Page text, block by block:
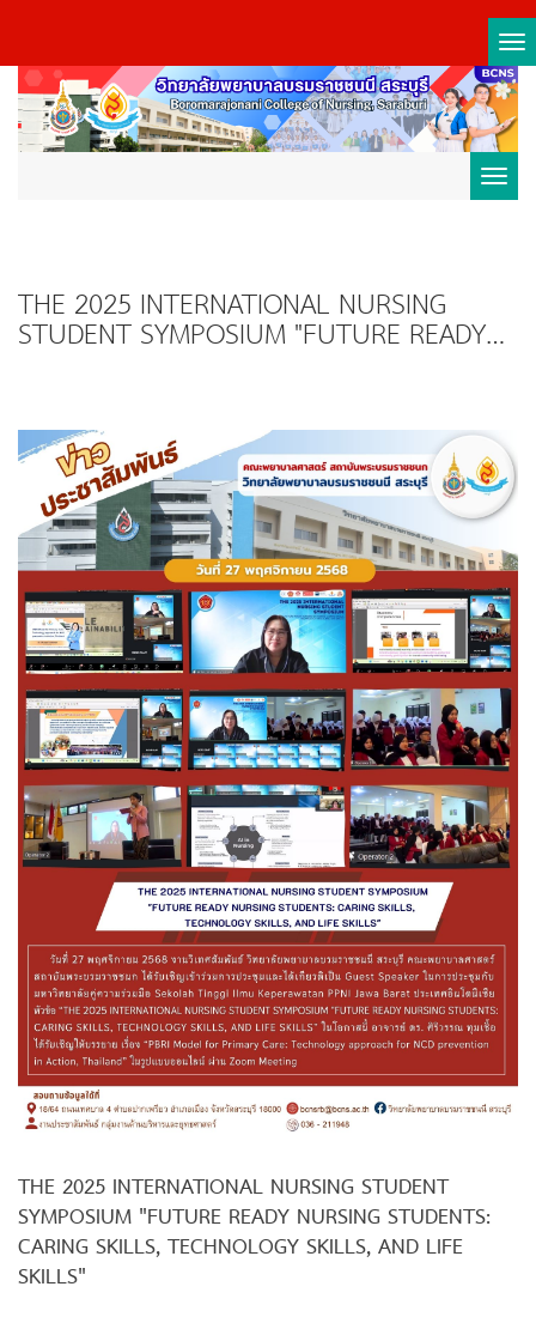
THE 2025 INTERNATIONAL NURSING
STUDENT SYMPOSIUM "FUTURE READY
THE 2025 INTERNATIONAL NURSING STUDENT
SYMPOSIUM "FUTURE READY NURSING STUDENTS:
CARING SKILLS, TECHNOLOGY SKILLS, AND LIFE
SKILLS"